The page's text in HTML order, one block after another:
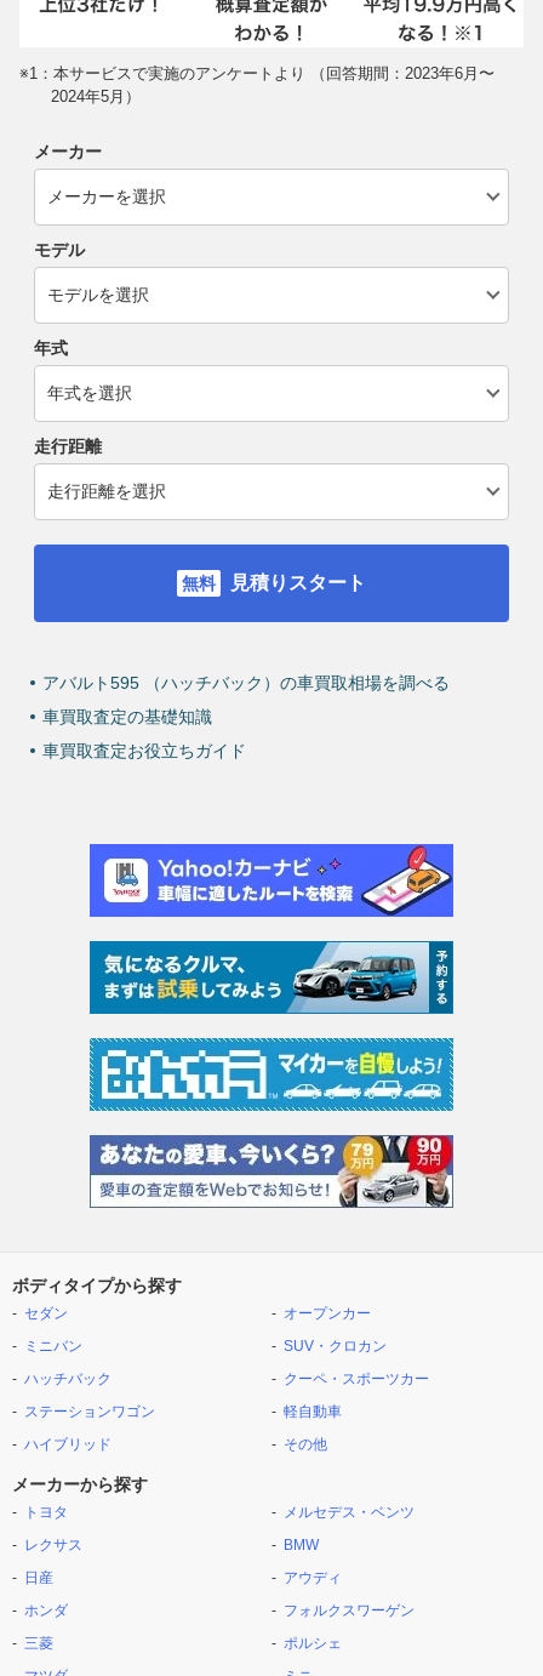
※1：本サービスで実施のアンケートより （回答期間：2023年6月〜
2024年5月）
メーカー
モデル
年式
走行距離
見積りスタート
アバルト595 （ハッチバック）の車買取相場を調べる
車買取査定の基礎知識
車買取査定お役立ちガイド
ボディタイプから探す
セダン
ミニバン
ハッチバック
ステーションワゴン
ハイブリッド
オープンカー
SUV・クロカン
クーペ・スポーツカー
軽自動車
その他
メーカーから探す
トヨタ
レクサス
日産
ホンダ
三菱
メルセデス・ベンツ
BMW
アウディ
フォルクスワーゲン
ポルシェ